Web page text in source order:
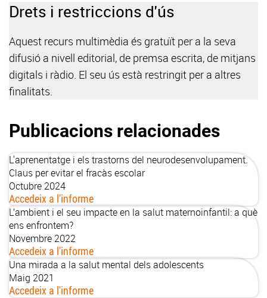
Drets i restriccions d'ús
Aquest recurs multimèdia és gratuït per a la seva
difusió a nivell editorial, de premsa escrita, de mitjans
digitals i ràdio. El seu ús està restringit per a altres
finalitats.
Publicacions relacionades
L'aprenentatge i els trastorns del neurodesenvolupament.
Claus per evitar el fracàs escolar
Octubre 2024
Accedeix a l'informe
L’ambient i el seu impacte en la salut maternoinfantil: a què
ens enfrontem?
Novembre 2022
Accedeix a l'informe
Una mirada a la salut mental dels adolescents
Maig 2021
Accedeix a l'informe